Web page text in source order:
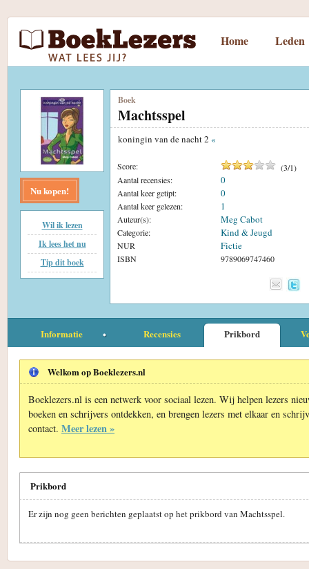
Home Leden
Nu kopen!
Wil ik lezen
Ik lees het nu
Tip dit boek
Boek
Machtsspel
koningin van de nacht 2 «
Score: (3/1)
Aantal recensies:
0
Aantal keer getipt: 0
Aantal keer gelezen: 1
Auteur(s): Meg Cabot
Categorie: Kind & Jeugd
NUR Fictie
ISBN 9789069747460
Informatie Recensies Prikbord
Welkom op Boeklezers.nl
Boeklezers.nl is een netwerk voor sociaal lezen. Wij helpen lezers
boeken en schrijvers ontdekken, en brengen lezers met elkaar en
contact. Meer lezen »
Prikbord
Er zijn nog geen berichten geplaatst op het prikbord van Machtsspel.